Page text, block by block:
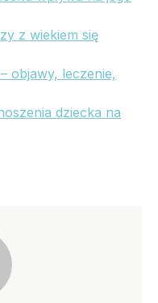
z wiekiem się
objawy, leczenie,
dziecka na